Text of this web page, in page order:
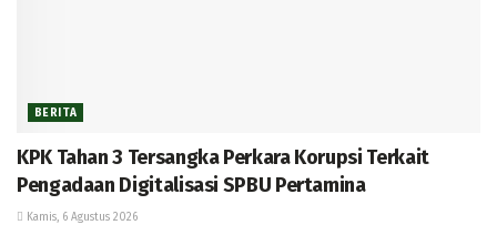
BERITA
KPK Tahan 3 Tersangka Perkara Korupsi Terkait
Pengadaan Digitalisasi SPBU Pertamina
Kamis, 6 Agustus 2026